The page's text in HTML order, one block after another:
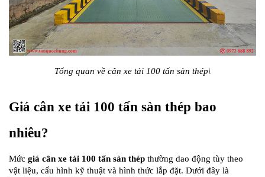
Tổng quan về cân xe tải 100 tấn sàn thép\
Giá cân xe tải 100 tấn sàn thép bao
nhiêu?
Mức giá cân xe tải 100 tấn sàn thép thường dao động tùy theo
vật liệu, cấu hình kỹ thuật và hình thức lắp đặt. Dưới đây là